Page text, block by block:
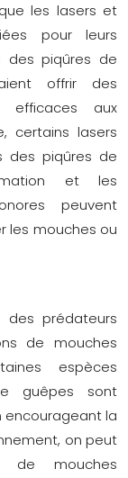
les lasers et
pour leurs
des piqûres de
offrir des
efficaces aux
certains lasers
des piqûres de
et les
peuvent
les mouches ou
des prédateurs
de mouches
espèces
guêpes sont
encourageant la
on peut
de mouches